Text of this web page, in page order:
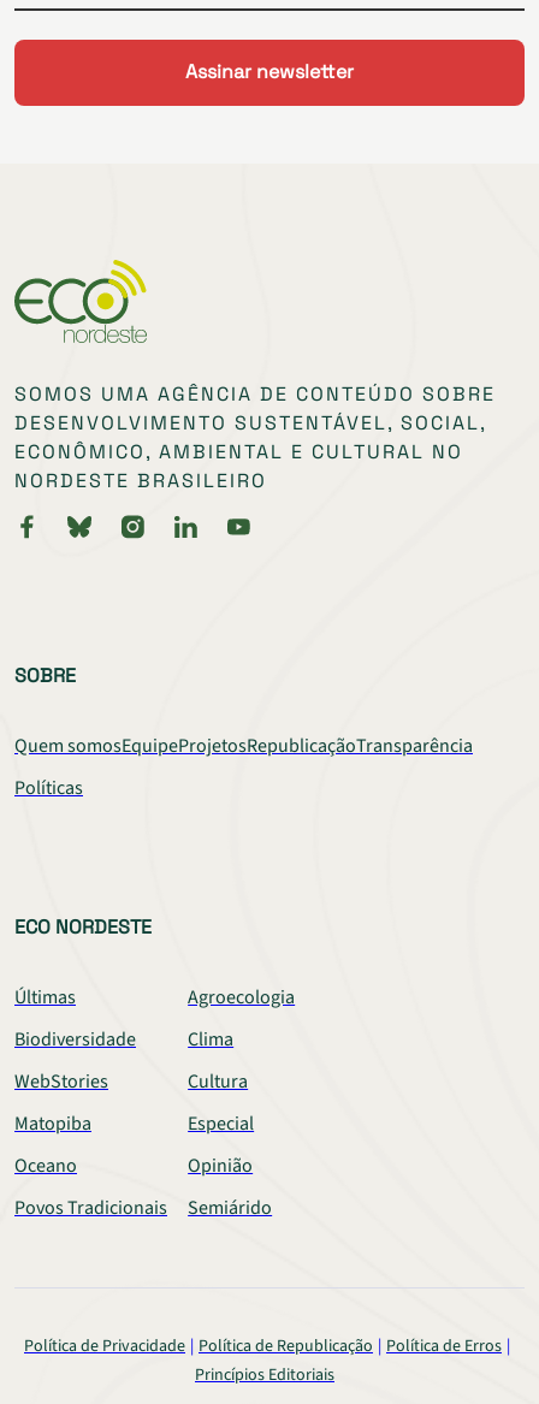
SOMOS UMA AGÊNCIA DE CONTEÚDO SOBRE
DESENVOLVIMENTO SUSTENTÁVEL, SOCIAL,
ECONÔMICO, AMBIENTAL E CULTURAL NO
NORDESTE BRASILEIRO
SOBRE
Quem somosEquipeProjetosRepublicaçãoTransparência
Políticas
ECO NORDESTE
Últimas
Agroecologia
Biodiversidade
Clima
WebStories
Cultura
Matopiba
Especial
Oceano
Opinião
Povos Tradicionais
Semiárido
Política de Privacidade Política de Republicação
Política de Erros
Princípios Editoriais